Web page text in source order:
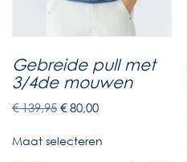
Gebreide pull met
3/4de mouwen
€139,95 € 80,00
Maat selecteren